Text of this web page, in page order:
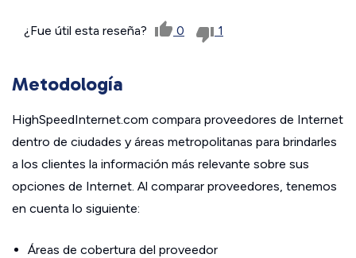
¿Fue útil esta reseña? 0 1
Metodología
HighSpeedInternet.com compara proveedores de Internet
dentro de ciudades y áreas metropolitanas para brindarles
a los clientes la información más relevante sobre sus
opciones de Internet. Al comparar proveedores, tenemos
en cuenta lo siguiente:
Áreas de cobertura del proveedor